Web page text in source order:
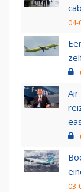
04-
03-